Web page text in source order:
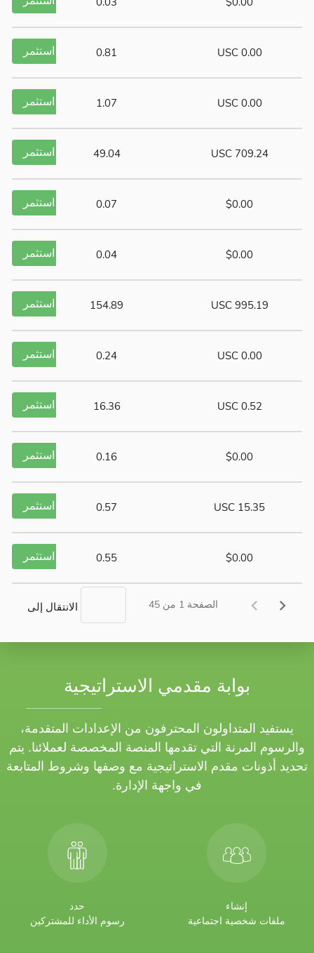
بوابة مقدمي الاستراتيجية
يستفيد المتداولون المحترفون من الإعدادات المتقدمة،
والرسوم المرنة التي تقدمها المنصة المخصصة لعملائنا. يتم
تحديد أذونات مقدم الاستراتيجية مع وصفها وشروط المتابعة
في واجهة الإدارة.
إنشاء
ملفات شخصية اجتماعية
حدد
رسوم الأداء للمشتركين